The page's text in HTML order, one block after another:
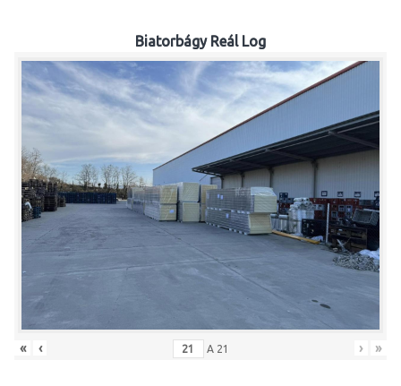
Biatorbágy Reál Log
« ‹ A 21 › »